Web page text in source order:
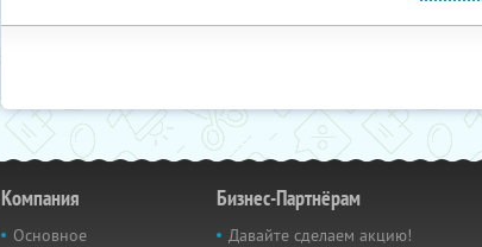
Компания
Основное
Бизнес-Партнёрам
Давайте сделаем акцию!